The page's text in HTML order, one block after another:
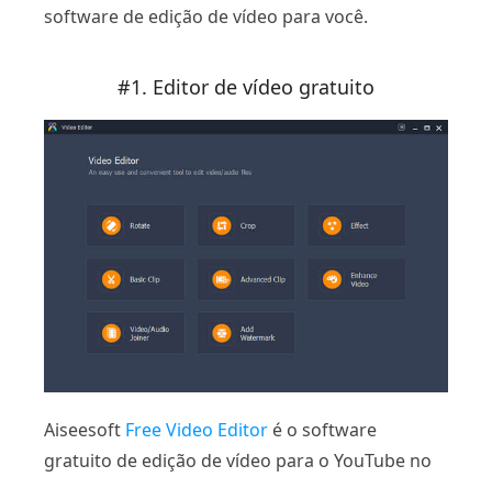
software de edição de vídeo para você.
#1. Editor de vídeo gratuito
Aiseesoft Free Video Editor é o software
gratuito de edição de vídeo para o YouTube no